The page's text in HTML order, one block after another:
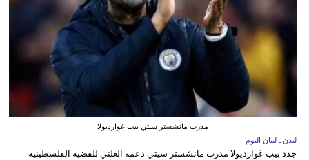
مدرب مانشستر سيتي بيب غوارديولا
لندن ـ لبنان اليوم
جدد بيب غوارديولا مدرب مانشستر سيتي دعمه العلني للقضية الفلسطينية